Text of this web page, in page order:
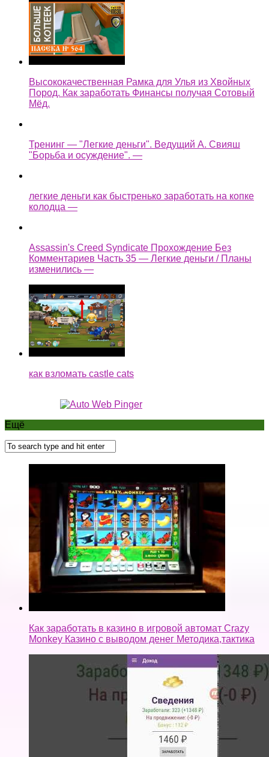
Высококачественная Рамка для Улья из Хвойных
Пород. Как заработать Финансы получая Сотовый
Мёд.
Тренинг — "Легкие деньги". Ведущий А. Свияш
"Борьба и осуждение". —
легкие деньги как быстренько заработать на копке
колодца —
Assassin's Creed Syndicate Прохождение Без
Комментариев Часть 35 — Легкие деньги / Планы
изменились —
как взломать castle cats
Ещё
Как заработать в казино в игровой автомат Crazy
Monkey Казино с выводом денег Методика,тактика